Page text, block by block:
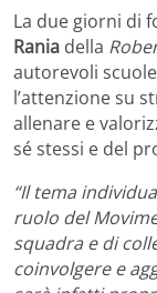
La due giorni di
Rania della
autorevoli
l’attenzione su
allenare e
sé stessi e del
“Il tema
ruolo del
squadra e di
coinvolgere e